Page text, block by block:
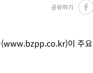
공유하기
이 주